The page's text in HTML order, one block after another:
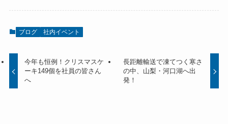
ブログ 社内イベント
今年も恒例！クリスマスケ
ーキ149個を社員の皆さん
へ
長距離輸送で凍てつく寒さ
の中、山梨・河口湖へ出
発！